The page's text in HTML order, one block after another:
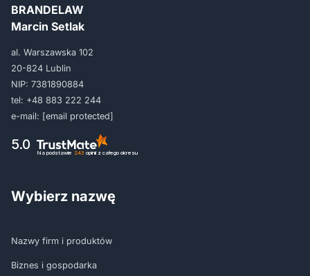
BRANDELAW
Marcin Setlak
al. Warszawska 102
20-824 Lublin
NIP: 7381890884
tel: +48 883 222 244
e-mail: [email protected]
5.0
Na podstawie 243 opinii z całego okresu
Wybierz nazwę
Nazwy firm i produktów
Biznes i gospodarka